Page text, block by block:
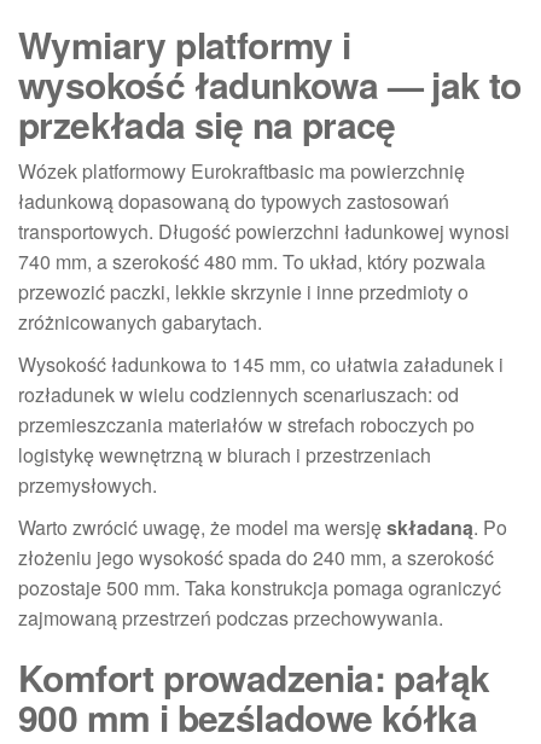
Wymiary platformy i
wysokość ładunkowa — jak to
przekłada się na pracę
Wózek platformowy Eurokraftbasic ma powierzchnię
ładunkową dopasowaną do typowych zastosowań
transportowych. Długość powierzchni ładunkowej wynosi
740 mm, a szerokość 480 mm. To układ, który pozwala
przewozić paczki, lekkie skrzynie i inne przedmioty o
zróżnicowanych gabarytach.
Wysokość ładunkowa to 145 mm, co ułatwia załadunek i
rozładunek w wielu codziennych scenariuszach: od
przemieszczania materiałów w strefach roboczych po
logistykę wewnętrzną w biurach i przestrzeniach
przemysłowych.
Warto zwrócić uwagę, że model ma wersjęskładaną. Po
złożeniu jego wysokość spada do 240 mm, a szerokość
pozostaje 500 mm. Taka konstrukcja pomaga ograniczyć
zajmowaną przestrzeń podczas przechowywania.
Komfort prowadzenia: pałąk
900 mm i bezśladowe kółka